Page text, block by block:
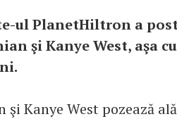
ul PlanetHiltron a
şi Kanye West, aşa
şi Kanye West pozează